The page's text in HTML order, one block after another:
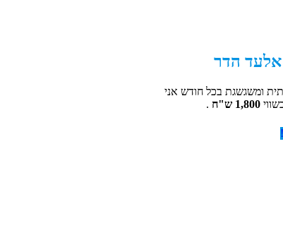
הדר
ומשגשגת בכל חודש אני
1,800 ש"ח .